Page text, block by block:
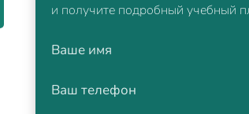
и получите подробный учебный
Ваше имя
Ваш телефон